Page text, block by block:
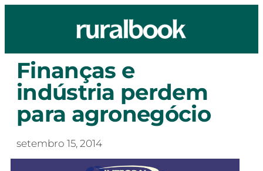
Finanças e
indústria perdem
para agronegócio
setembro 15, 2014